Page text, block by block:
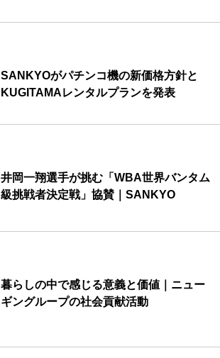
SANKYOがパチンコ機の新価格方針と
KUGITAMAレンタルプランを発表
井岡一翔選手が挑む「WBA世界バンタム
級挑戦者決定戦」協賛｜SANKYO
暮らしの中で感じる意義と価値｜ニュー
ギングループの社会貢献活動